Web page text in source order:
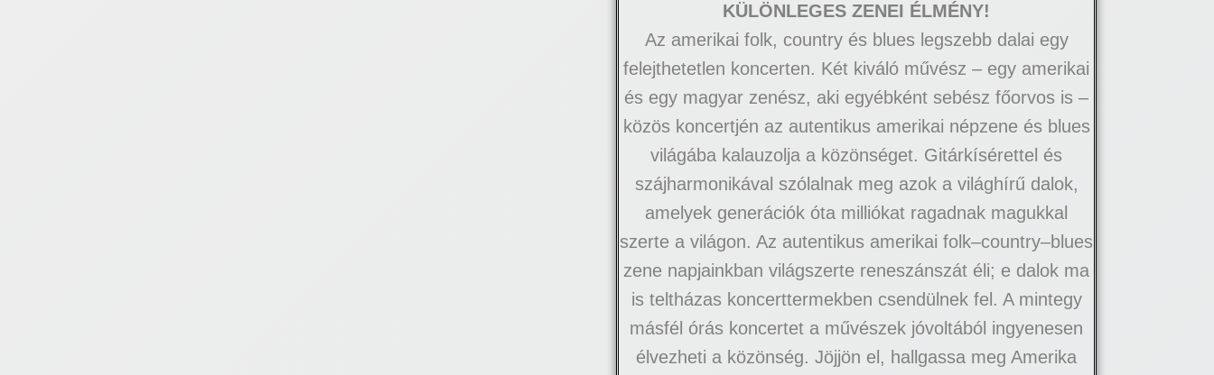
KÜLÖNLEGES ZENEI ÉLMÉNY!
Az amerikai folk, country és blues legszebb dalai egy
felejthetetlen koncerten. Két kiváló művész – egy amerikai
és egy magyar zenész, aki egyébként sebész főorvos is –
közös koncertjén az autentikus amerikai népzene és blues
világába kalauzolja a közönséget. Gitárkísérettel és
szájharmonikával szólalnak meg azok a világhírű dalok,
amelyek generációk óta milliókat ragadnak magukkal
szerte a világon. Az autentikus amerikai folk–country–blues
zene napjainkban világszerte reneszánszát éli; e dalok ma
is teltházas koncerttermekben csendülnek fel. A mintegy
másfél órás koncertet a művészek jóvoltából ingyenesen
élvezheti a közönség. Jöjjön el, hallgassa meg Amerika